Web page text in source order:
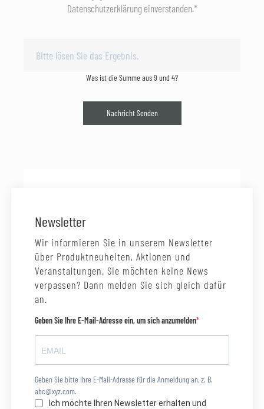
Datenschutzerklärung einverstanden.*
Was ist die Summe aus 9 und 4?
Nachricht Senden
Newsletter
Wir informieren Sie in unserem Newsletter
über Produktneuheiten, Aktionen und
Veranstaltungen. Sie möchten keine News
verpassen? Dann melden Sie sich gleich dafür
an.
Geben Sie Ihre E-Mail-Adresse ein, um sich anzumelden
Geben Sie bitte Ihre E-Mail-Adresse für die Anmeldung an, z. B.
abc@xyz.com.
Ich möchte Ihren Newsletter erhalten und